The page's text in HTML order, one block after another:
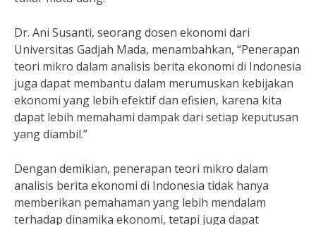
Dr. Ani Susanti, seorang dosen ekonomi dari
Universitas Gadjah Mada, menambahkan, “Penerapan
teori mikro dalam analisis berita ekonomi di Indonesia
juga dapat membantu dalam merumuskan kebijakan
ekonomi yang lebih efektif dan efisien, karena kita
dapat lebih memahami dampak dari setiap keputusan
yang diambil.”
Dengan demikian, penerapan teori mikro dalam
analisis berita ekonomi di Indonesia tidak hanya
memberikan pemahaman yang lebih mendalam
terhadap dinamika ekonomi, tetapi juga dapat